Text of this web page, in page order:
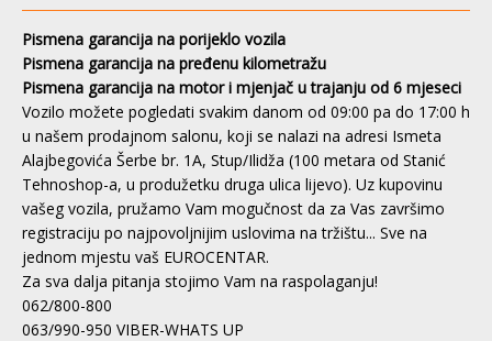
Pismena garancija na porijeklo vozila
Pismena garancija na pređenu kilometražu
Pismena garancija na motor i mjenjač u trajanju od 6 mjeseci
Vozilo možete pogledati svakim danom od 09:00 pa do 17:00 h
u našem prodajnom salonu, koji se nalazi na adresi Ismeta
Alajbegovića Šerbe br. 1A, Stup/Ilidža (100 metara od Stanić
Tehnoshop-a, u produžetku druga ulica lijevo). Uz kupovinu
vašeg vozila, pružamo Vam mogučnost da za Vas završimo
registraciju po najpovoljnijim uslovima na tržištu... Sve na
jednom mjestu vaš EUROCENTAR.
Za sva dalja pitanja stojimo Vam na raspolaganju!
062/800-800
063/990-950 VIBER-WHATS UP